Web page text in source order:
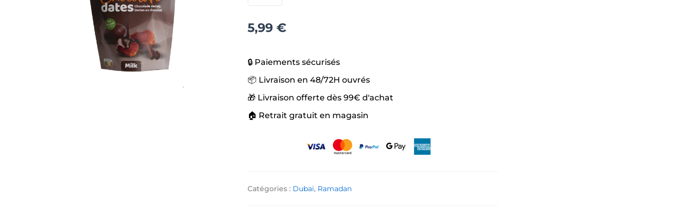
5,99 €
🔒 Paiements sécurisés
📦 Livraison en 48/72H ouvrés
🎁 Livraison offerte dès 99€ d'achat
🏠 Retrait gratuit en magasin
Catégories : Dubai, Ramadan